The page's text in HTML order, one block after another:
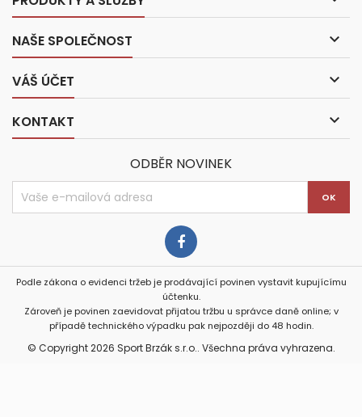
NAŠE SPOLEČNOST 
VÁŠ ÚČET 
KONTAKT 
ODBĚR NOVINEK
Podle zákona o evidenci tržeb je prodávající povinen vystavit kupujícímu
účtenku.
Zároveň je povinen zaevidovat přijatou tržbu u správce daně online; v
případě technického výpadku pak nejpozději do 48 hodin.
© Copyright 2026 Sport Brzák s.r.o.. Všechna práva vyhrazena.